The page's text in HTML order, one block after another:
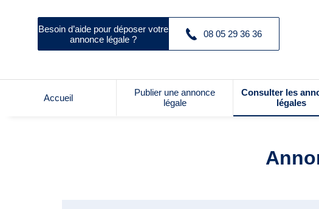
Besoin d’aide pour déposer votre
annonce légale ?
08 05 29 36 36
Accueil
Publier une annonce
légale
Consulter les
légales